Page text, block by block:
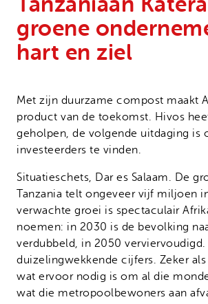
groene
hart en ziel
Met zijn duurzame compost maakt
product van de toekomst. Hivos
geholpen, de volgende uitdaging is
investeerders te vinden.
Situatieschets, Dar es Salaam. De
Tanzania telt ongeveer vijf miljoen
verwachte groei is spectaculair
noemen: in 2030 is de bevolking
verdubbeld, in 2050
duizelingwekkende cijfers. Zeker
wat ervoor nodig is om al die
wat die metropoolbewoners aan
Noodfonds voor activisten
Onze successen
Jaarverslag
Veelgestelde vragen